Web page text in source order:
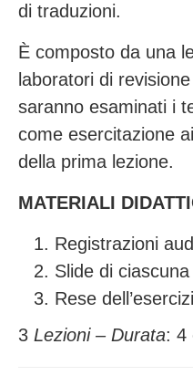
di traduzioni.
È composto da una
laboratori di
saranno esaminati i
come esercitazione
della prima lezione.
MATERIALI
Registrazioni
Slide di
Rese
3 Lezioni – Durata: 4